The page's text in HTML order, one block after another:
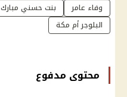
وفاء عامر بنت حسني مبارك
البلوجر أم مكة
محتوى مدفوع